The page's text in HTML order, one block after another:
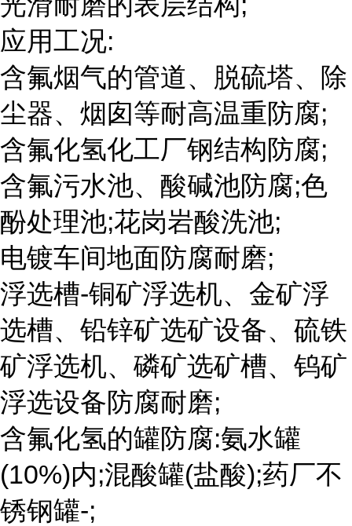
应用工况:
含氟烟气的管道、脱硫塔、除
尘器、烟囱等耐高温重防腐;
含氟化氢化工厂钢结构防腐;
含氟污水池、酸碱池防腐;色
酚处理池;花岗岩酸洗池;
电镀车间地面防腐耐磨;
浮选槽-铜矿浮选机、金矿浮
选槽、铅锌矿选矿设备、硫铁
矿浮选机、磷矿选矿槽、钨矿
浮选设备防腐耐磨;
含氟化氢的罐防腐:氨水罐
(10%)内;混酸罐(盐酸);药厂不
锈钢罐-;